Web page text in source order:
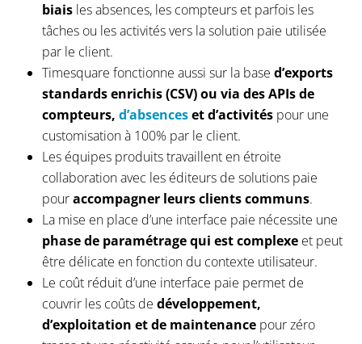
biais les absences, les compteurs et parfois les
tâches ou les activités vers la solution paie utilisée
par le client.
Timesquare fonctionne aussi sur la based’exports
standards enrichis (CSV) ou via des APIs de
compteurs,d’absenceset d’activités pour une
customisation à 100% par le client.
Les équipes produits travaillent en étroite
collaboration avec les éditeurs de solutions paie
pouraccompagner leurs clients communs.
La mise en place d’une interface paie nécessite une
phase de paramétrage qui est complexe et peut
être délicate en fonction du contexte utilisateur.
Le coût réduit d’une interface paie permet de
couvrir les coûts dedéveloppement,
d’exploitation et de maintenance pour zéro